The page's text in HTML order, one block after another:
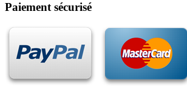
Paiement sécurisé